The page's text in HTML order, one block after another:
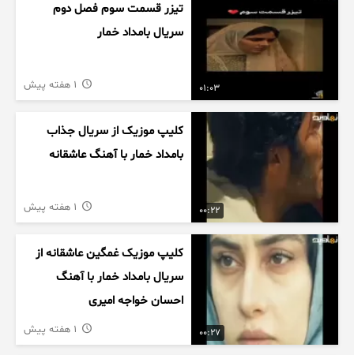
01:03
تیزر قسمت سوم فصل دوم
سریال بامداد خمار
00:22
کلیپ موزیک از سریال جذاب
بامداد خمار با آهنگ عاشقانه
00:27
کلیپ موزیک غمگین عاشقانه از
سریال بامداد خمار با آهنگ
احسان خواجه امیری